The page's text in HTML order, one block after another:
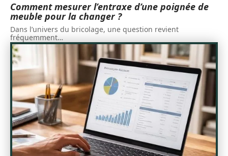
Comment mesurer l’entraxe d’une poignée de
meuble pour la changer ?
Dans l’univers du bricolage, une question revient
fréquemment…